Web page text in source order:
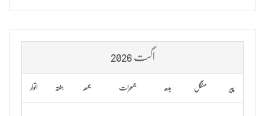
اگست 2026
پیر منگل بدھ جمعرات جمعہ ہفتہ اتوار